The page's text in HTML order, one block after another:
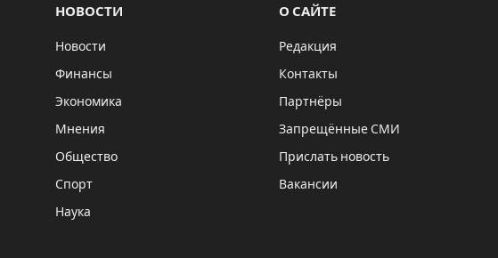
НОВОСТИ
Новости
Финансы
Экономика
Мнения
Общество
Спорт
Наука
О САЙТЕ
Редакция
Контакты
Партнёры
Запрещённые СМИ
Прислать новость
Вакансии